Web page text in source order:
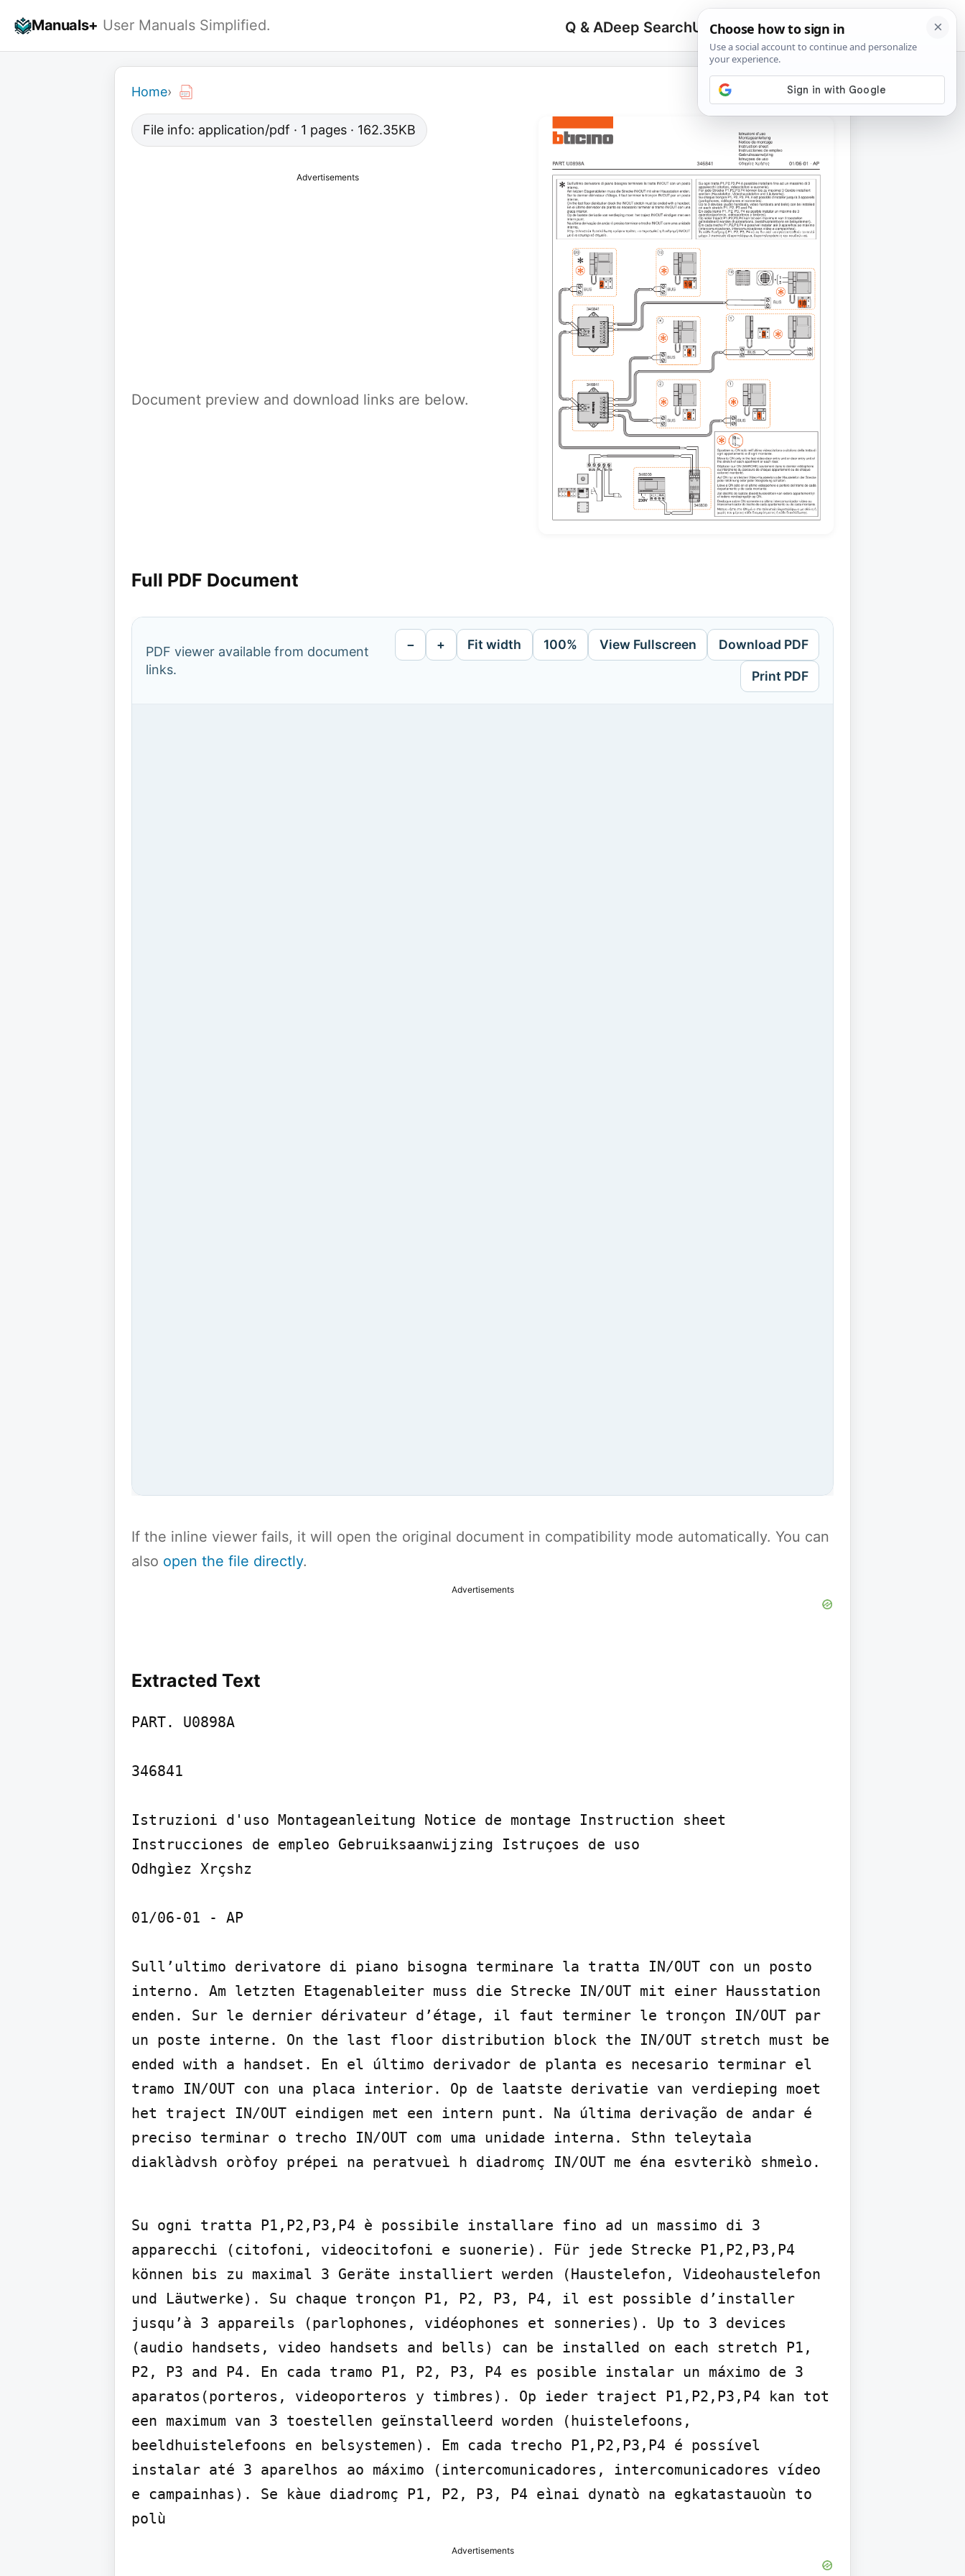
Manuals+ User Manuals Simplified. Q & ADeep SearchUpload
Search
for:
🔍
Home›
File info: application/pdf · 1 pages · 162.35KB
Advertisements
Document preview and download links are below.
Full PDF Document
PDF viewer available from document
links.
− + Fit width 100% View Fullscreen Download PDF
Print PDF
If the inline viewer fails, it will open the original document in compatibility mode automatically. You can
also open the file directly.
Advertisements
Extracted Text
PART. U0898A
346841
Istruzioni d'uso Montageanleitung Notice de montage Instruction sheet
Instrucciones de empleo Gebruiksaanwijzing Istruçoes de uso
Odhgìez Xrçshz
01/06-01 - AP
Sull’ultimo derivatore di piano bisogna terminare la tratta IN/OUT con un posto
interno. Am letzten Etagenableiter muss die Strecke IN/OUT mit einer Hausstation
enden. Sur le dernier dérivateur d’étage, il faut terminer le tronçon IN/OUT par
un poste interne. On the last floor distribution block the IN/OUT stretch must be
ended with a handset. En el último derivador de planta es necesario terminar el
tramo IN/OUT con una placa interior. Op de laatste derivatie van verdieping moet
het traject IN/OUT eindigen met een intern punt. Na última derivação de andar é
preciso terminar o trecho IN/OUT com uma unidade interna. Sthn teleytaìa
diaklàdvsh oròfoy prépei na peratvueì h diadromç IN/OUT me éna esvterikò shmeìo.
Su ogni tratta P1,P2,P3,P4 è possibile installare fino ad un massimo di 3
apparecchi (citofoni, videocitofoni e suonerie). Für jede Strecke P1,P2,P3,P4
können bis zu maximal 3 Geräte installiert werden (Haustelefon, Videohaustelefon
und Läutwerke). Su chaque tronçon P1, P2, P3, P4, il est possible d’installer
jusqu’à 3 appareils (parlophones, vidéophones et sonneries). Up to 3 devices
(audio handsets, video handsets and bells) can be installed on each stretch P1,
P2, P3 and P4. En cada tramo P1, P2, P3, P4 es posible instalar un máximo de 3
aparatos(porteros, videoporteros y timbres). Op ieder traject P1,P2,P3,P4 kan tot
een maximum van 3 toestellen geïnstalleerd worden (huistelefoons,
beeldhuistelefoons en belsystemen). Em cada trecho P1,P2,P3,P4 é possível
instalar até 3 aparelhos ao máximo (intercomunicadores, intercomunicadores vídeo
e campainhas). Se kàue diadromç P1, P2, P3, P4 eìnai dynatò na egkatastauoùn to
polù
Advertisements